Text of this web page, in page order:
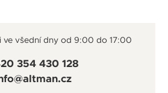
ve všední dny od 9:00 do 17:00
354 430 128